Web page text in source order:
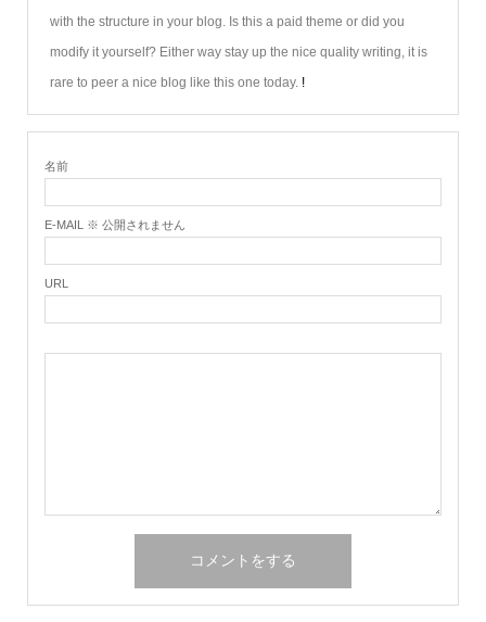
with the structure in your blog. Is this a paid theme or did you
modify it yourself? Either way stay up the nice quality writing, it is
rare to peer a nice blog like this one today. !
名前
E-MAIL ※ 公開されません
URL